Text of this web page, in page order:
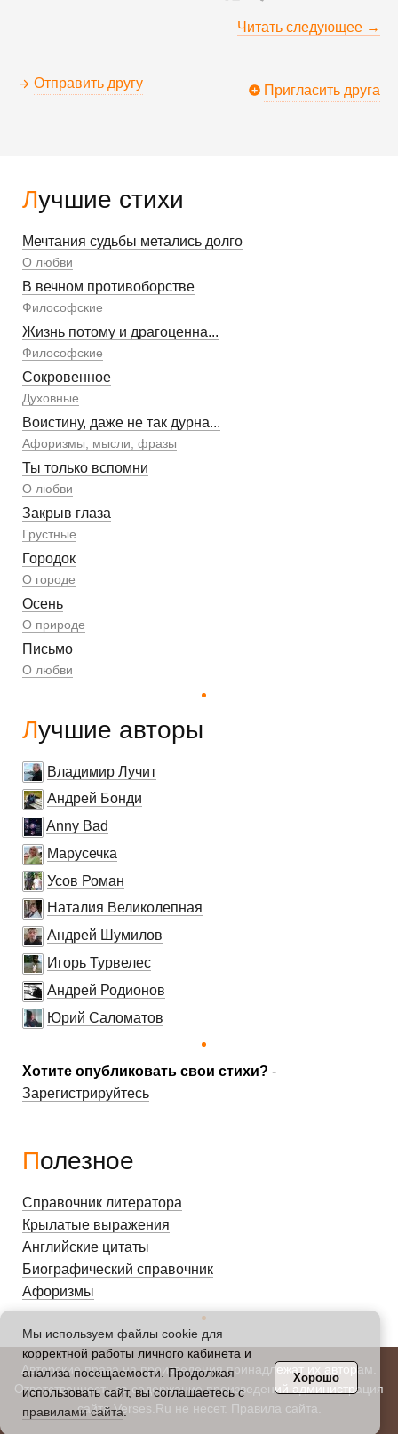
Лучшие стихи
Мечтания судьбы метались долго
О любви
В вечном противоборстве
Философские
Жизнь потому и драгоценна...
Философские
Сокровенное
Духовные
Воистину, даже не так дурна...
Афоризмы, мысли, фразы
Ты только вспомни
О любви
Закрыв глаза
Грустные
Городок
О городе
Осень
О природе
Письмо
О любви
Лучшие авторы
Владимир Лучит
Андрей Бонди
Anny Bad
Марусечка
Усов Роман
Наталия Великолепная
Андрей Шумилов
Игорь Турвелес
Андрей Родионов
Юрий Саломатов
Хотите опубликовать свои стихи? -
Зарегистрируйтесь
Читать следующее →
Отправить другу Пригласить друга
Полезное
Справочник литератора
Крылатые выражения
Английские цитаты
Биографический справочник
Афоризмы
Авторские права на произведения принадлежат их авторам.
Ответственность за содержание произведений администрация
сайта Verses.Ru не несет. Правила сайта
Мы используем файлы cookie для
корректной работы личного кабинета и
анализа посещаемости. Продолжая
использовать сайт, вы соглашаетесь с
правилами сайта.
Хорошо